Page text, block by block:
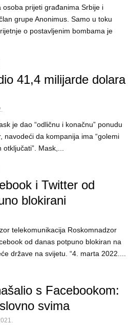
osoba prijeti građanima Srbije i
grupe Anonimus. Samo u toku
o postavljenim bombama je
41,4 milijarde dolara
je dao “odličnu i konačnu” ponudu
navodeći da kompanija ima “golemi
otključati”. Mask,...
i Twitter od
blokirani
telekomunikacija Roskomnadzor
od danas potpuno blokiran na
države na svijetu. “4. marta 2022....
s Facebookom:
svima